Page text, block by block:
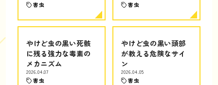
害虫 害虫
やけど虫の黒い死骸
に残る強力な毒素の
メカニズム
2026.04.07
害虫
やけど虫の黒い頭部
が教える危険なサイ
ン
2026.04.05
害虫